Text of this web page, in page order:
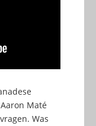
Maté
Was